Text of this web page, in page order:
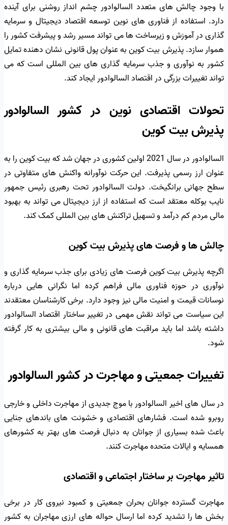
با وجود چالش های متعدد السالوادور چشم انداز روشنی برای آینده
دارد. استفاده از فناوری های نوین توسعه اقتصاد دیجیتال و سرمایه
گذاری در آموزش و زیرساخت ها می تواند مسیر رشد و پیشرفت کشور را
هموار سازد. پذیرش بیت کوین به عنوان پول قانونی نشان دهنده تمایل
کشور به نوآوری و جذب سرمایه گذاری های بین المللی است که می
تواند تغییرات بزرگی در اقتصاد السالوادور ایجاد کند.
تحولات اقتصادی نوین در کشور السالوادور
پذیرش بیت کوین
السالوادور در سال 2021 اولین کشوری در جهان شد که بیت کوین را به
عنوان ارز رسمی پذیرفت. این حرکت نوآورانه واکنش های متفاوتی در
سطح جهانی برانگیخت. دولت السالوادور تحت رهبری رئیس جمهور
نایب بوکله معتقد است که استفاده از ارز دیجیتال می تواند به بهبود
مالی مردم کم درآمد و تسهیل تراکنش های بین المللی کمک کند.
چالش ها و فرصت های پذیرش بیت کوین
اگرچه پذیرش بیت کوین فرصت های زیادی برای جذب سرمایه گذاری و
نوآوری در حوزه فناوری مالی فراهم کرده اما نگرانی هایی درباره
نوسانات قیمت و امنیت مالی نیز وجود دارد. برخی کارشناسان معتقدند
این سیاست می تواند نقش مهمی در تغییر ساختار اقتصاد السالوادور
داشته باشد اما باید مراقبت های قانونی و مالی بیشتری به کار گرفته
شود.
تغییرات جمعیتی و مهاجرت در کشور السالوادور
در سال های اخیر السالوادور با موج جدیدی از مهاجرت داخلی و خارجی
روبرو شده است. فشارهای اقتصادی و خشونت های باندهای جنایی
باعث شده بسیاری از جوانان به دنبال فرصت های بهتر به کشورهای
همسایه و ایالات متحده مهاجرت کنند.
تاثیر مهاجرت بر ساختار اجتماعی و اقتصادی
مهاجرت گسترده جوانان بحران جمعیتی و کمبود نیروی کار در برخی
بخش ها را تشدید کرده اما ارسال حواله های ارزی مهاجران به کشور